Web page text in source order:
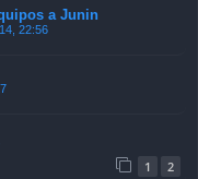
a Junin
22:56
1 2